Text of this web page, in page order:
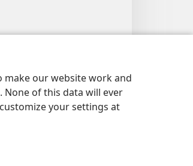
make our website work and
None of this data will ever
your settings at